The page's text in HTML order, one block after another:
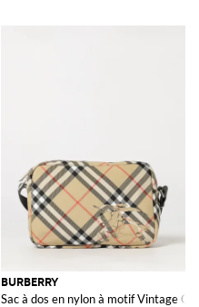
BURBERRY
Sac à dos en nylon à motif Vintage